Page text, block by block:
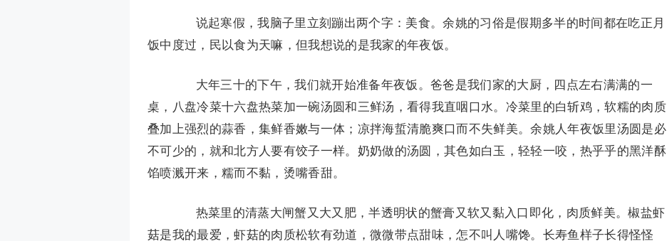
说起寒假，我脑子里立刻蹦出两个字：美食。余姚的习俗是假期多半的时间都在吃正月
饭中度过，民以食为天嘛，但我想说的是我家的年夜饭。
大年三十的下午，我们就开始准备年夜饭。爸爸是我们家的大厨，四点左右满满的一
桌，八盘冷菜十六盘热菜加一碗汤圆和三鲜汤，看得我直咽口水。冷菜里的白斩鸡，软糯的肉质
叠加上强烈的蒜香，集鲜香嫩与一体；凉拌海蜇清脆爽口而不失鲜美。余姚人年夜饭里汤圆是必
不可少的，就和北方人要有饺子一样。奶奶做的汤圆，其色如白玉，轻轻一咬，热乎乎的黑洋酥
馅喷溅开来，糯而不黏，烫嘴香甜。
热菜里的清蒸大闸蟹又大又肥，半透明状的蟹膏又软又黏入口即化，肉质鲜美。椒盐虾
菇是我的最爱，虾菇的肉质松软有劲道，微微带点甜味，怎不叫人嘴馋。长寿鱼样子长得怪怪